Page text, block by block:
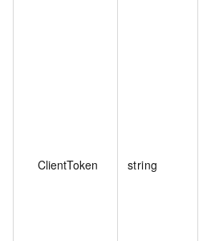
ClientToken string